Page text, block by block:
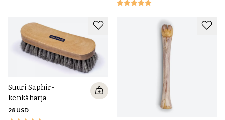
Suuri Saphir-
kenkäharja
28 USD